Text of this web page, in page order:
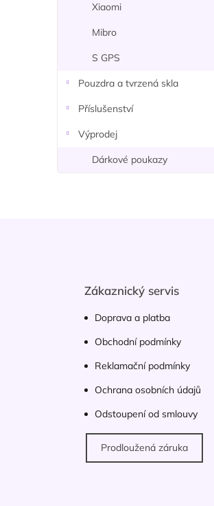
Xiaomi
Mibro
S GPS
Pouzdra a tvrzená skla
Příslušenství
Výprodej
Dárkové poukazy
Zákaznický servis
Doprava a platba
Obchodní podmínky
Reklamační podmínky
Ochrana osobních údajů
Odstoupení od smlouvy
Prodloužená záruka